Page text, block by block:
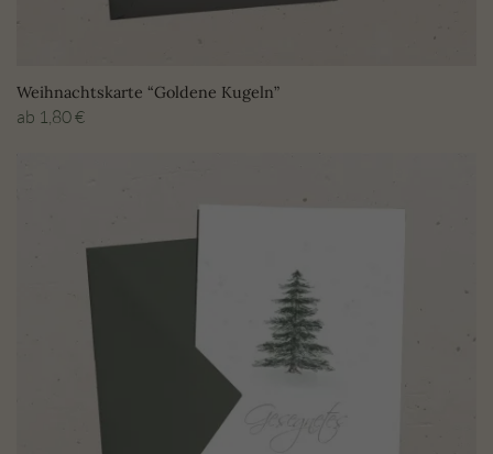
Weihnachtskarte “Goldene Kugeln”
ab 1,80€